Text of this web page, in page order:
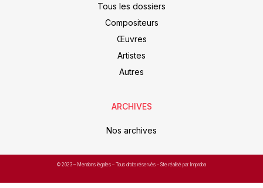
Tous les dossiers
Compositeurs
Œuvres
Artistes
Autres
ARCHIVES
Nos archives
© 2023 – Mentions légales – Tous droits réservés – Site réalisé par Improba